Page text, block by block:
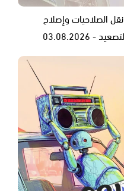
الصلاحيات وإصلاح